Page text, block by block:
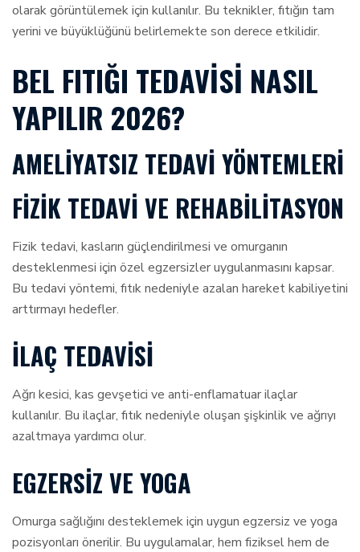
olarak görüntülemek için kullanılır. Bu teknikler, fıtığın tam
yerini ve büyüklüğünü belirlemekte son derece etkilidir.
BEL FITIĞI TEDAVISI NASIL
YAPILIR 2026?
AMELIYATSIZ TEDAVI YÖNTEMLERI
FIZIK TEDAVI VE REHABILITASYON
Fizik tedavi, kasların güçlendirilmesi ve omurganın
desteklenmesi için özel egzersizler uygulanmasını kapsar.
Bu tedavi yöntemi, fıtık nedeniyle azalan hareket kabiliyetini
arttırmayı hedefler.
İLAÇ TEDAVISI
Ağrı kesici, kas gevşetici ve anti-enflamatuar ilaçlar
kullanılır. Bu ilaçlar, fıtık nedeniyle oluşan şişkinlik ve ağrıyı
azaltmaya yardımcı olur.
EGZERSIZ VE YOGA
Omurga sağlığını desteklemek için uygun egzersiz ve yoga
pozisyonları önerilir. Bu uygulamalar, hem fiziksel hem de